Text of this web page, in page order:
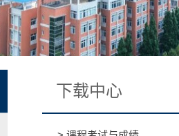
下载中心